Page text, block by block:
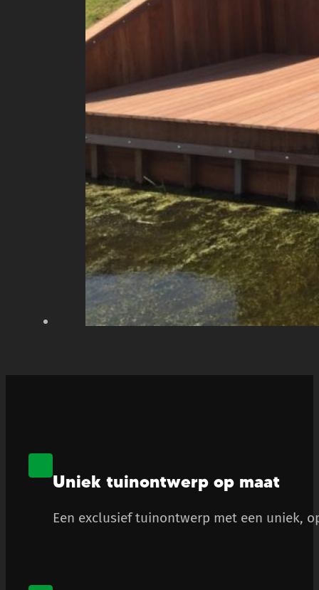
Uniek tuinontwerp op maat
Een exclusief tuinontwerp met een uniek,